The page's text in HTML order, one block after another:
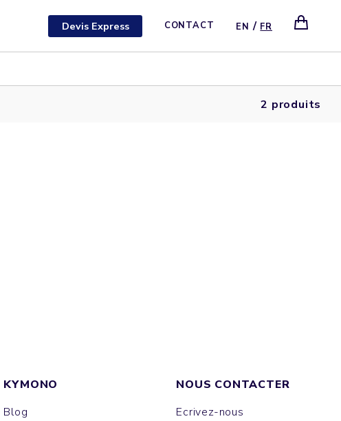
Devis Express CONTACT EN / FR
2 produits
KYMONO
Blog
NOUS CONTACTER
Ecrivez-nous